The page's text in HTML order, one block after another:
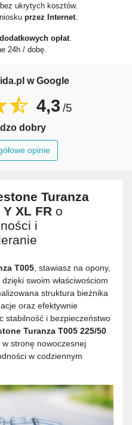
ukrytych kosztów.
przez Internet
opłat
24h / dobę.
w Google
4,3 /5
dobry
opinie
Turanza
XL FR o
i
T005, stawiasz na opony,
swoim właściwościom
struktura bieżnika
oraz efektywnie
stabilność i bezpieczeństwo
Turanza T005 225/50
stronę nowoczesnej
w codziennym